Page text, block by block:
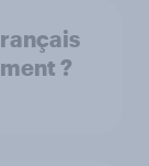
?